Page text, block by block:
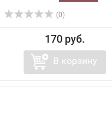
(0)
170 руб.
В корзину